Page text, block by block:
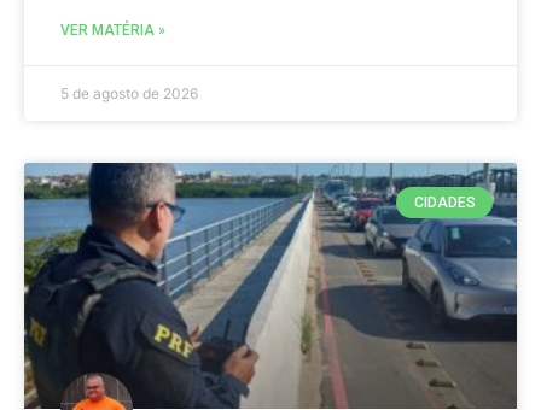
VER MATÉRIA »
5 de agosto de 2026
CIDADES